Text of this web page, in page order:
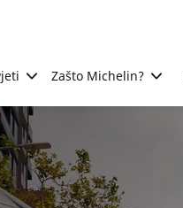
Zašto Michelin?